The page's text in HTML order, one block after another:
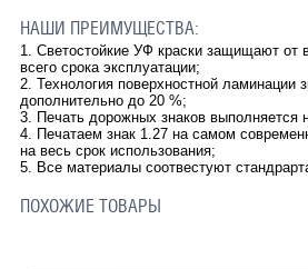
НАШИ ПРЕИМУЩЕСТВА:
1. Светостойкие УФ краски защищают от
всего срока эксплуатации;
2. Технология поверхностной ламинации
дополнительно до 20 %;
3. Печать дорожных знаков выполняется
4. Печатаем знак 1.27 на самом
на весь срок использования;
5. Все материалы соотвестуют
ПОХОЖИЕ ТОВАРЫ